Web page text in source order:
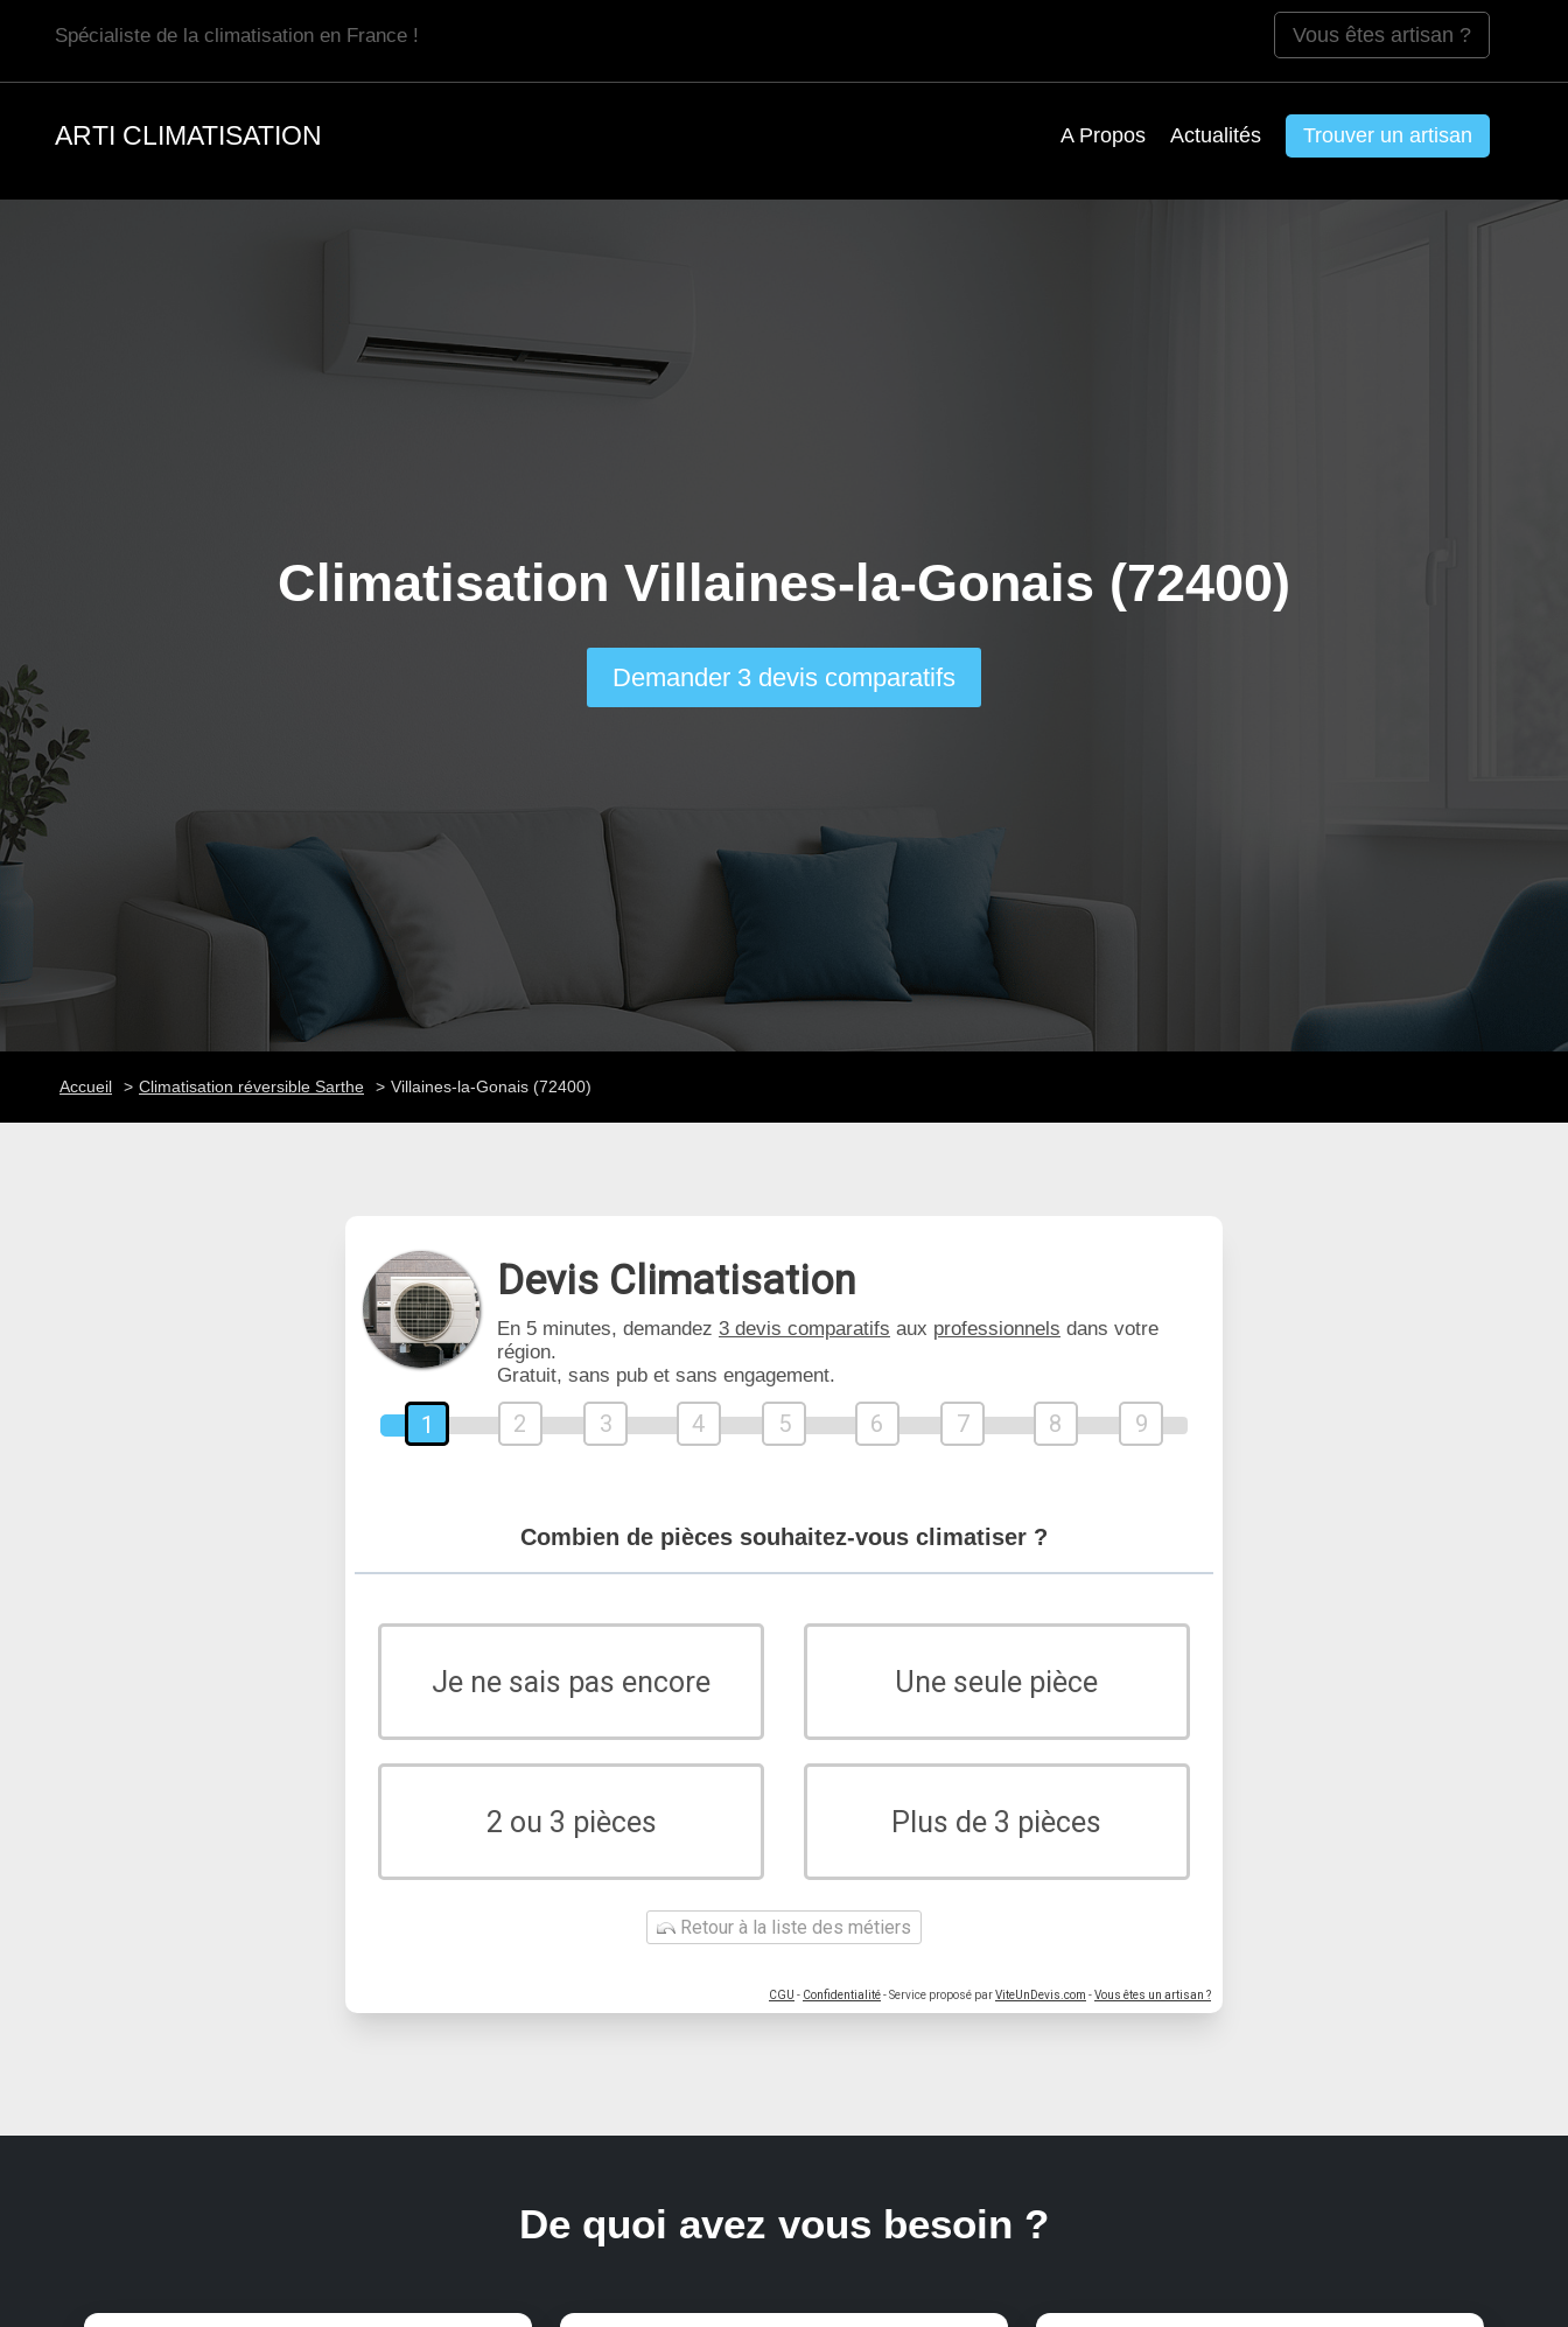
Spécialiste de la climatisation en France ! Vous êtes artisan ?
ARTI CLIMATISATION A Propos Actualités Trouver un artisan
Climatisation Villaines-la-Gonais (72400)
Demander 3 devis comparatifs
Accueil Climatisation réversible Sarthe Villaines-la-Gonais (72400)
Devis Climatisation
En 5 minutes, demandez 3 devis comparatifs aux professionnels dans votre
région.
Gratuit, sans pub et sans engagement.
1 2 3 4 5 6 7 8 9
Combien de pièces souhaitez-vous climatiser ?
Je ne sais pas encore Une seule pièce
2 ou 3 pièces Plus de 3 pièces
Retour à la liste des métiers
CGU - Confidentialité- Service proposé parViteUnDevis.com -Vous êtes un artisan ?
De quoi avez vous besoin ?